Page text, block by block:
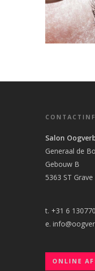
Salon
Generaal de
Gebouw B
5363 ST Grave
t. +31 6
e.
ONLINE